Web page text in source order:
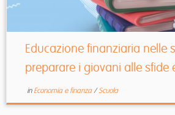
Educazione finanziaria nelle
preparare i giovani alle sfide
in Economia e finanza/Scuola